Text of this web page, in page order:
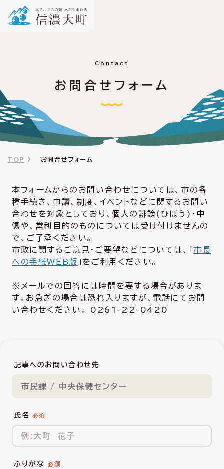
Contact
お問合せフォーム
TOP お問合せフォーム
本フォームからのお問い合わせについては、市の各
種手続き、申請、制度、イベントなどに関するお問い
合わせを対象としており、個人の誹謗(ひぼう)・中
傷や、営利目的のものについては受け付けませんの
で、ご了承ください。
市政に関するご意見・ご要望などについては、「市長
への手紙ＷＥＢ版 」をご利用ください。
※メールでの回答には時間を要する場合がありま
す。お急ぎの場合は恐れ入りますが、電話にてお問
い合わせください。 0261-22-0420
記事へのお問い合わせ先
市民課 / 中央保健センター
氏名
ふりがな